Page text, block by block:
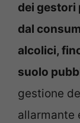
dei gestori
dal
alcolici,
suolo
gestione
allarmante